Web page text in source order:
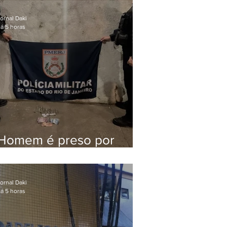
pelo assassinato
Marielle Franco
é preso por
Daki
5 horas
Daki
5 horas